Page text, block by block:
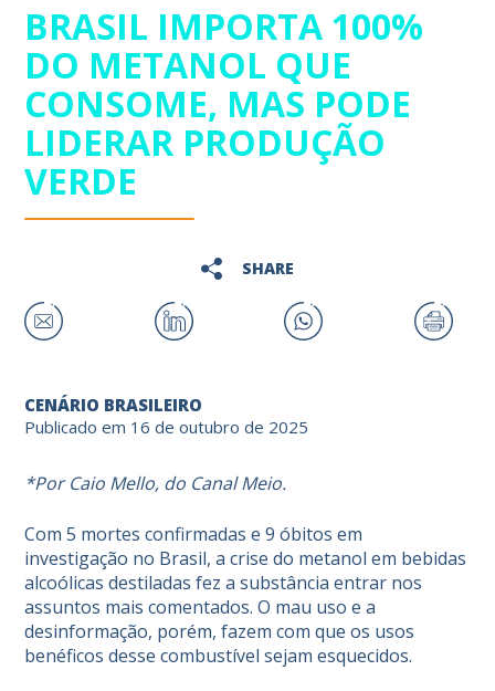
BRASIL IMPORTA 100%
DO METANOL QUE
CONSOME, MAS PODE
LIDERAR PRODUÇÃO
VERDE
SHARE
CENÁRIO BRASILEIRO
Publicado em 16 de outubro de 2025
*Por Caio Mello, do Canal Meio.
Com 5 mortes confirmadas e 9 óbitos em
investigação no Brasil, a crise do metanol em bebidas
alcoólicas destiladas fez a substância entrar nos
assuntos mais comentados. O mau uso e a
desinformação, porém, fazem com que os usos
benéficos desse combustível sejam esquecidos.